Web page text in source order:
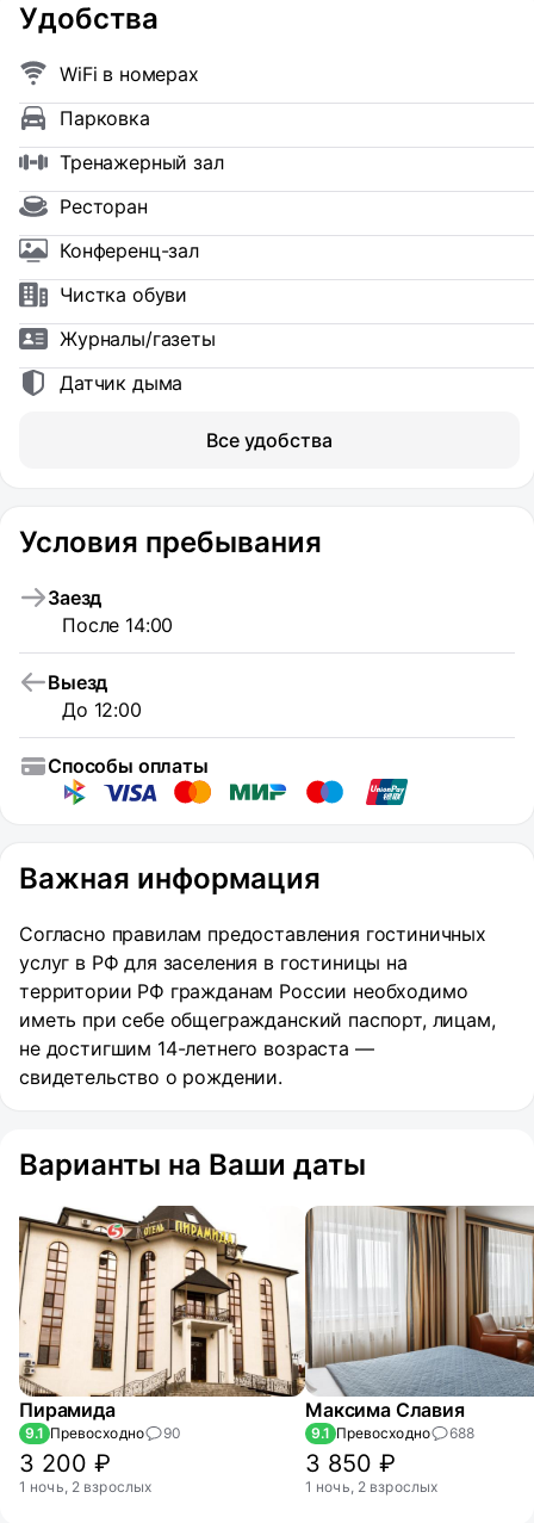
Удобства
WiFi в номерах
Парковка
Тренажерный зал
Ресторан
Конференц-зал
Чистка обуви
Журналы/газеты
Датчик дыма
Все удобства
Условия пребывания
Заезд
После 14:00
Выезд
До 12:00
Способы оплаты
Важная информация
Согласно правилам предоставления гостиничных
услуг в РФ для заселения в гостиницы на
территории РФ гражданам России необходимо
иметь при себе общегражданский паспорт, лицам,
не достигшим 14-летнего возраста —
свидетельство о рождении.
Варианты на Ваши даты
Пирамида
9.1 Превосходно 90
3 200 ₽
1 ночь, 2 взрослых
Максима Славия
9.1 Превосходно 688
3 850 ₽
1 ночь, 2 взрослых